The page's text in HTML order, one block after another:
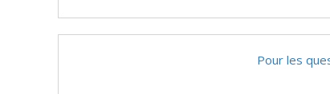
Pour les